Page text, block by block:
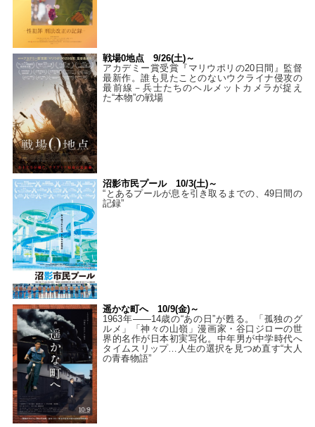
戦場0地点 9/26(土)～
アカデミー賞受賞『マリウポリの20日間』監督
最新作。誰も見たことのないウクライナ侵攻の
最前線－兵士たちのヘルメットカメラが捉え
た“本物”の戦場
沼影市民プール 10/3(土)～
“とあるプールが息を引き取るまでの、49日間の
記録”
遥かな町へ 10/9(金)～
1963年――14歳の“あの日”が甦る。「孤独のグ
ルメ」「神々の山嶺」漫画家・谷口ジローの世
界的名作が日本初実写化。中年男が中学時代へ
タイムスリップ…人生の選択を見つめ直す“大人
の青春物語”